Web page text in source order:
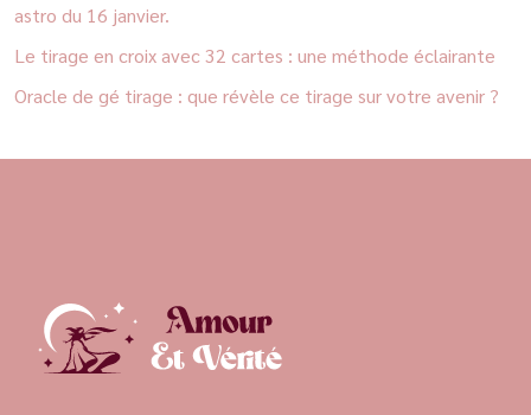
astro du 16 janvier.
Le tirage en croix avec 32 cartes : une méthode éclairante
Oracle de gé tirage : que révèle ce tirage sur votre avenir ?